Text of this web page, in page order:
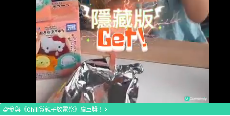
Loaded
90.91%
參與《Chill賞親子放電祭》贏巨獎！